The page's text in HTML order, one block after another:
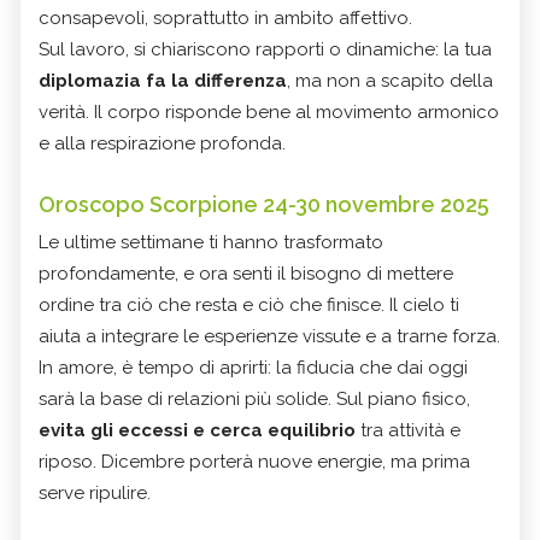
consapevoli, soprattutto in ambito affettivo.
Sul lavoro, si chiariscono rapporti o dinamiche: la tua
diplomazia fa la differenza, ma non a scapito della
verità. Il corpo risponde bene al movimento armonico
e alla respirazione profonda.
Oroscopo Scorpione 24-30 novembre 2025
Le ultime settimane ti hanno trasformato
profondamente, e ora senti il bisogno di mettere
ordine tra ciò che resta e ciò che finisce. Il cielo ti
aiuta a integrare le esperienze vissute e a trarne forza.
In amore, è tempo di aprirti: la fiducia che dai oggi
sarà la base di relazioni più solide. Sul piano fisico,
evita gli eccessi e cerca equilibrio tra attività e
riposo. Dicembre porterà nuove energie, ma prima
serve ripulire.